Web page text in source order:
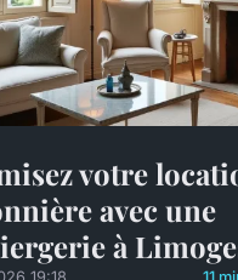
votre
avec une
à